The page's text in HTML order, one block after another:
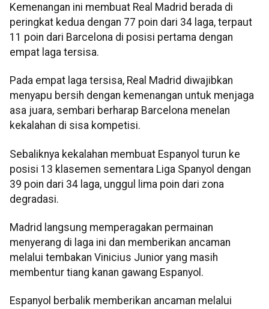
Kemenangan ini membuat Real Madrid berada di
peringkat kedua dengan 77 poin dari 34 laga, terpaut
11 poin dari Barcelona di posisi pertama dengan
empat laga tersisa.
Pada empat laga tersisa, Real Madrid diwajibkan
menyapu bersih dengan kemenangan untuk menjaga
asa juara, sembari berharap Barcelona menelan
kekalahan di sisa kompetisi.
Sebaliknya kekalahan membuat Espanyol turun ke
posisi 13 klasemen sementara Liga Spanyol dengan
39 poin dari 34 laga, unggul lima poin dari zona
degradasi.
Madrid langsung memperagakan permainan
menyerang di laga ini dan memberikan ancaman
melalui tembakan Vinicius Junior yang masih
membentur tiang kanan gawang Espanyol.
Espanyol berbalik memberikan ancaman melalui